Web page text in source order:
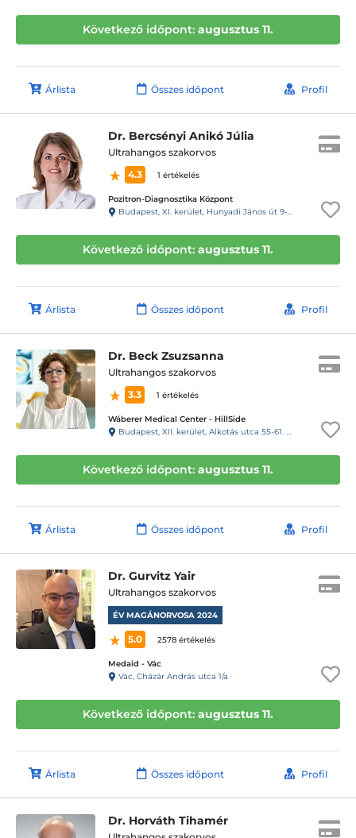
Következő időpont: augusztus 11.
Árlista Összes időpont Profil
Dr. Bercsényi Anikó Júlia
Ultrahangos szakorvos
4.3
1 értékelés
Pozitron-Diagnosztika Központ
Budapest, XI. kerület, Hunyadi János út 9-11.
Következő időpont: augusztus 11.
Árlista Összes időpont Profil
Dr. Beck Zsuzsanna
Ultrahangos szakorvos
3.3
1 értékelés
Wáberer Medical Center - HillSide
Budapest, XII. kerület, Alkotás utca 55-61. Hillside
Következő időpont: augusztus 11.
Árlista Összes időpont Profil
Dr. Gurvitz Yair
Ultrahangos szakorvos
ÉV MAGÁNORVOSA 2024
5.0 2578 értékelés
Medaid - Vác
Vác, Cházár András utca 1/a
Következő időpont: augusztus 11.
Árlista Összes időpont Profil
Dr. Horváth Tihamér